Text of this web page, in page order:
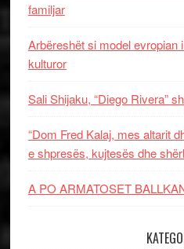
familjar
Arbëreshët si model evropian
kulturor
Sali Shijaku, “Diego Rivera”
“Dom Fred Kalaj, mes altarit
e shpresës, kujtesës dhe
A PO ARMATOSET